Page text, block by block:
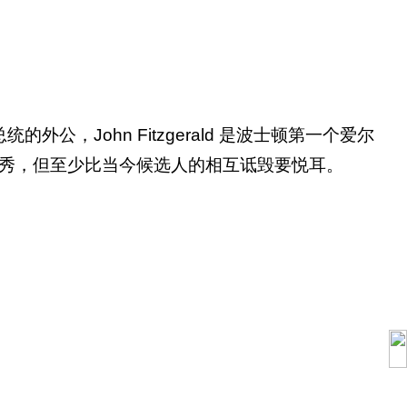
的外公，John Fitzgerald 是波士顿第一个爱尔
但至少比当今候选人的相互诋毁要悦耳。